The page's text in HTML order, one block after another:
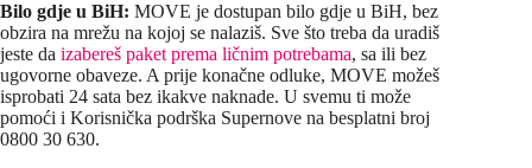
Bilo gdje u BiH: MOVE je dostupan bilo gdje u BiH, bez
obzira na mrežu na kojoj se nalaziš. Sve što treba da uradiš
jeste da izabereš paket prema ličnim potrebama, sa ili bez
ugovorne obaveze. A prije konačne odluke, MOVE možeš
isprobati 24 sata bez ikakve naknade. U svemu ti može
pomoći i Korisnička podrška Supernove na besplatni broj
0800 30 630.